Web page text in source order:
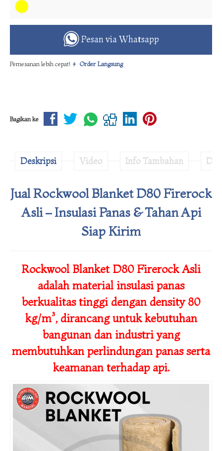
Pesan via Whatsapp
Pemesanan lebih cepat! Order Langsung
Bagikan ke
Deskripsi Video Info Tambahan
Jual Rockwool Blanket D80 Firerock
Asli – Insulasi Panas & Tahan Api
Siap Kirim
Rockwool Blanket D80 Firerock Asli
adalah material insulasi panas
berkualitas tinggi dengan density 80
kg/m³, dirancang untuk kebutuhan
bangunan dan industri yang
membutuhkan perlindungan panas serta
keamanan terhadap api.